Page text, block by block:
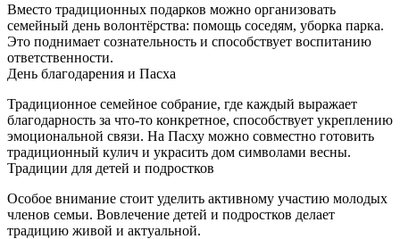
Вместо традиционных подарков можно организовать
семейный день волонтёрства: помощь соседям, уборка парка.
Это поднимает сознательность и способствует воспитанию
ответственности.
День благодарения и Пасха
Традиционное семейное собрание, где каждый выражает
благодарность за что-то конкретное, способствует укреплению
эмоциональной связи. На Пасху можно совместно готовить
традиционный кулич и украсить дом символами весны.
Традиции для детей и подростков
Особое внимание стоит уделить активному участию молодых
членов семьи. Вовлечение детей и подростков делает
традицию живой и актуальной.